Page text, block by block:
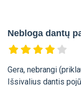
Nebloga dantų
Gera, nebrangi
Išsivalius dantis